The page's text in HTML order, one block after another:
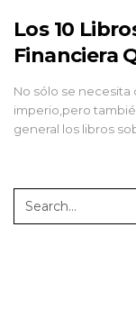
Los 10
Financiera
No sólo se necesita
imperio,pero
general los libros